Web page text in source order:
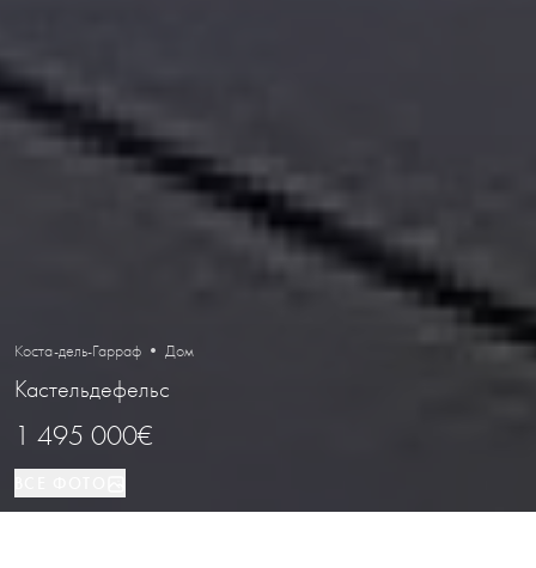
Коста-дель-Гарраф • Дом
Кастельдефельс
1 495 000€